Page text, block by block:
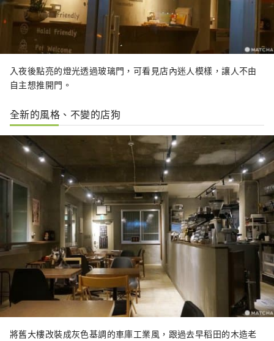
入夜後點亮的燈光透過玻璃門，可看見店內迷人模樣，讓人不由
自主想推開門。
全新的風格、不變的店狗
將舊大樓改裝成灰色基調的車庫工業風，跟過去早稻田的木造老